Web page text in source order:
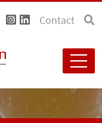
Contact